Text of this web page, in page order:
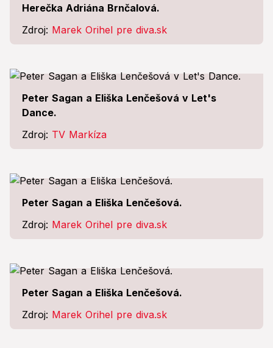
Herečka Adriána Brnčalová.
Zdroj: Marek Orihel pre diva.sk
Peter Sagan a Eliška Lenčešová v Let's
Dance.
Zdroj: TV Markíza
Peter Sagan a Eliška Lenčešová.
Zdroj: Marek Orihel pre diva.sk
Peter Sagan a Eliška Lenčešová.
Zdroj: Marek Orihel pre diva.sk